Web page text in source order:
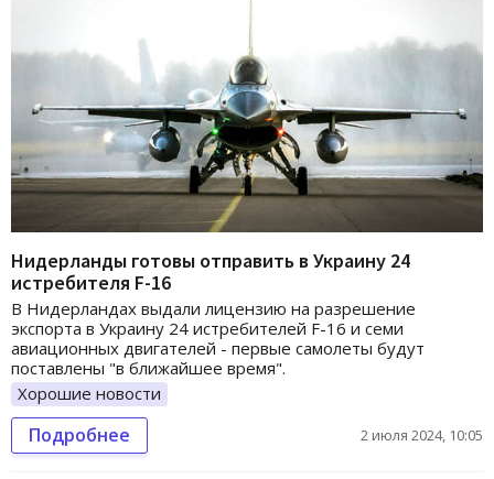
Нидерланды готовы отправить в Украину 24
истребителя F-16
В Нидерландах выдали лицензию на разрешение
экспорта в Украину 24 истребителей F-16 и семи
авиационных двигателей - первые самолеты будут
поставлены "в ближайшее время".
Хорошие новости
Подробнее 2 июля 2024, 10:05